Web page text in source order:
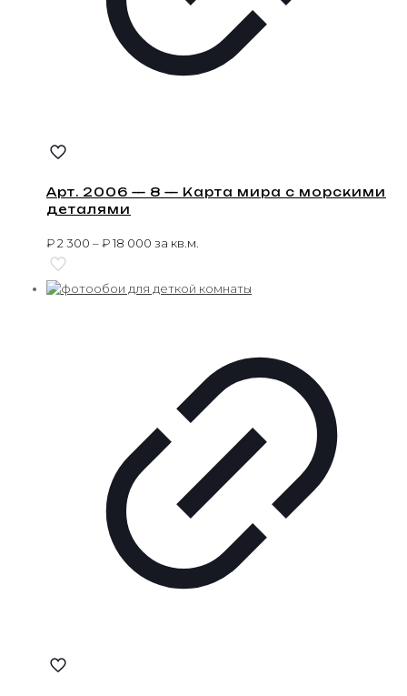
Арт. 2006 — 8 — Карта мира с морскими
деталями
₽2 300 –₽18 000 за кв.м.